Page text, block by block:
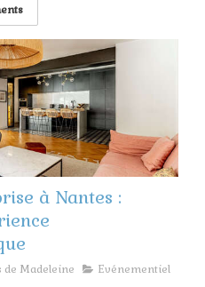
à Nantes :
de Madeleine Evénementiel